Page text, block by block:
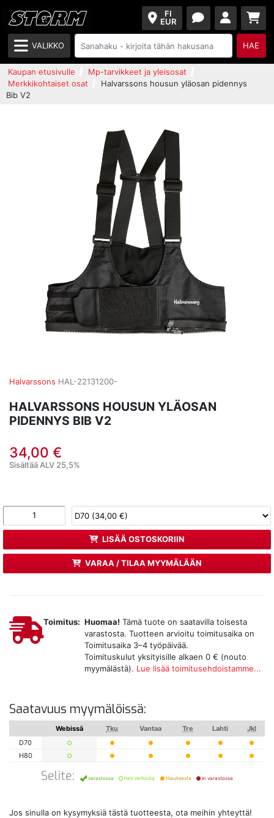
FI
EUR
VALIKKO HAE
Kaupan etusivulle
Mp-tarvikkeet ja yleisosat
Merkkikohtaiset osat
Halvarssons housun yläosan pidennys
Bib V2
Halvarssons HAL-22131200-
HALVARSSONS HOUSUN YLÄOSAN
PIDENNYS BIB V2
34,00 €
Sisältää ALV 25,5%
LISÄÄ OSTOSKORIIN
VARAA / TILAA MYYMÄLÄÄN
Toimitus: Huomaa! Tämä tuote on saatavilla toisesta
varastosta. Tuotteen arvioitu toimitusaika on
Toimitusaika 3–4 työpäivää.
Toimituskulut yksityisille alkaen 0 € (nouto
myymälästä). Lue lisää toimitusehdoistamme...
Saatavuus myymälöissä:
Webissä Tku Vantaa Tre Lahti
Jkl
D70
H80
Selite: varastossa heti verkosta tilauksesta ei varastossa
Jos sinulla on kysymyksiä tästä tuotteesta, ota meihin yhteyttä!